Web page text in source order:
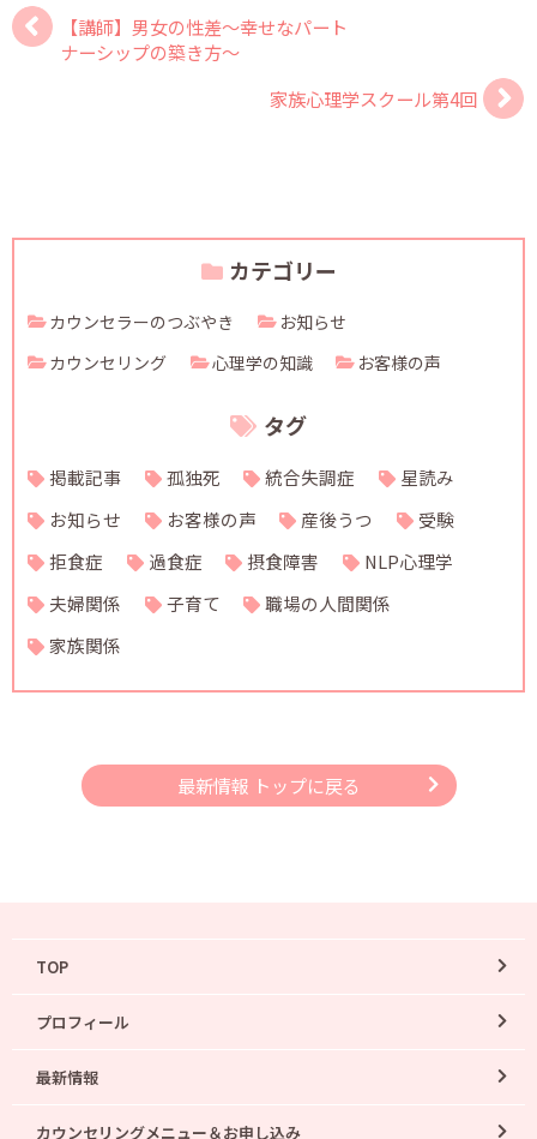
【講師】男女の性差〜幸せなパート
ナーシップの築き方〜
家族心理学スクール第4回
カテゴリー
カウンセラーのつぶやき
お知らせ
カウンセリング
心理学の知識 お客様の声
タグ
掲載記事 孤独死 統合失調症
星読み
お知らせ
お客様の声 産後うつ
受験
拒食症
過食症 摂食障害
NLP心理学
夫婦関係
子育て
職場の人間関係
家族関係
最新情報 トップに戻る
TOP
プロフィール
最新情報
カウンセリングメニュー＆お申し込み